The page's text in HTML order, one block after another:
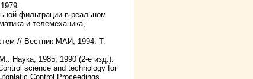
фильтрации в реальном
и телемеханика,
// Вестник МАИ, 1994. Т.
Наука, 1985; 1990 (2-е изд.).
science and technology for
Control Proceedings.